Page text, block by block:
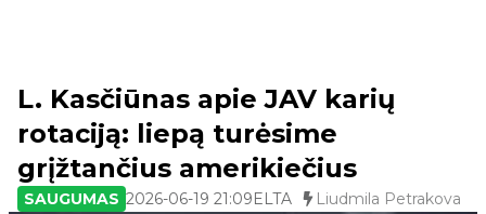
L. Kasčiūnas apie JAV karių
rotaciją: liepą turėsime
grįžtančius amerikiečius
SAUGUMAS 2026-06-19 21:09ELTA Liudmila Petrakova